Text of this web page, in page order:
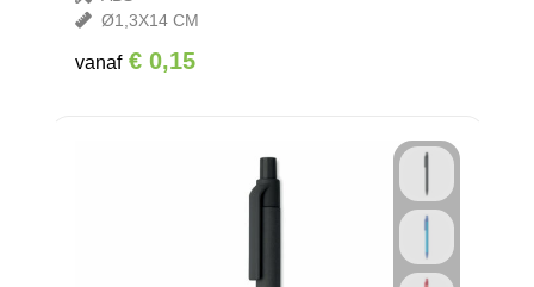
Ø1,3X14 CM
vanaf € 0,15